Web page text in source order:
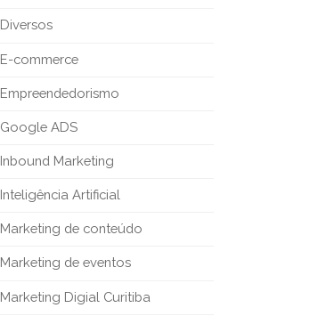
Diversos
E-commerce
Empreendedorismo
Google ADS
Inbound Marketing
Inteligência Artificial
Marketing de conteúdo
Marketing de eventos
Marketing Digial Curitiba